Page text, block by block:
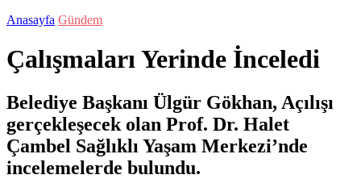
Anasayfa Gündem
Çalışmaları Yerinde İnceledi
Belediye Başkanı Ülgür Gökhan, Açılışı
gerçekleşecek olan Prof. Dr. Halet
Çambel Sağlıklı Yaşam Merkezi’nde
incelemelerde bulundu.